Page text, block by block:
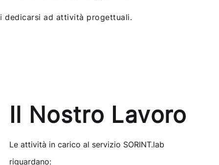
dedicarsi ad attività progettuali.
Il Nostro Lavoro
Le attività in carico al servizio SORINT.lab
riguardano: